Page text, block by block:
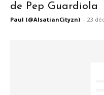
de Pep Guardiola
Paul (@AlsatianCityzn) - 23